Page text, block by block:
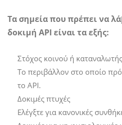
Τα σημεία που πρέπει να
δοκιμή API είναι τα εξής:
Στόχος κοινού ή
Το περιβάλλον στο οποίο
το API.
Δοκιμές πτυχές
Ελέγξτε για κανονικές